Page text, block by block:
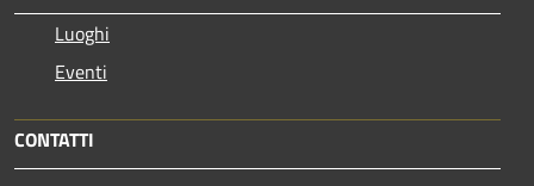
Luoghi
Eventi
CONTATTI